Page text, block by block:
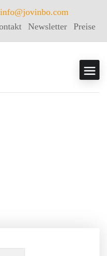
info@jovinbo.com
Newsletter Preise